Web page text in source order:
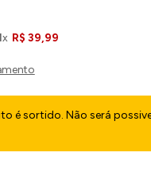
x R$ 39,99
é sortido. Não será